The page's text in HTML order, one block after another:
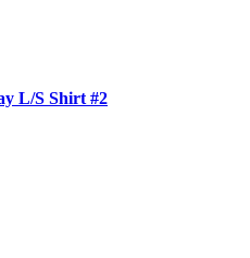
L/S Shirt #2